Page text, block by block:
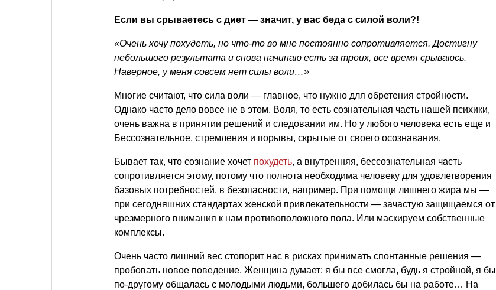
Если вы срываетесь с диет — значит, у вас беда с силой воли?!
«Очень хочу похудеть, но что-то во мне постоянно сопротивляется. Достигну
небольшого результата и снова начинаю есть за троих, все время срываюсь.
Наверное, у меня совсем нет силы воли…»
Многие считают, что сила воли — главное, что нужно для обретения стройности.
Однако часто дело вовсе не в этом. Воля, то есть сознательная часть нашей психики,
очень важна в принятии решений и следовании им. Но у любого человека есть еще и
Бессознательное, стремления и порывы, скрытые от своего осознавания.
Бывает так, что сознание хочет похудеть, а внутренняя, бессознательная часть
сопротивляется этому, потому что полнота необходима человеку для удовлетворения
базовых потребностей, в безопасности, например. При помощи лишнего жира мы —
при сегодняшних стандартах женской привлекательности — зачастую защищаемся от
чрезмерного внимания к нам противоположного пола. Или маскируем собственные
комплексы.
Очень часто лишний вес стопорит нас в рисках принимать спонтанные решения —
пробовать новое поведение. Женщина думает: я бы все смогла, будь я стройной, я бы
по-другому общалась с молодыми людьми, большего добилась бы на работе… На